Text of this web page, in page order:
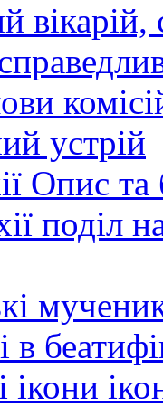
вікарій,
устрій
Опис та
поділ
в
ікони